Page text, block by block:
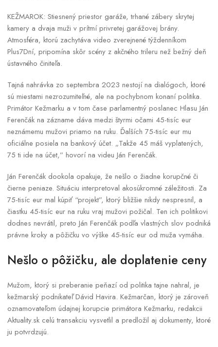
KEŽMAROK: Stiesnený priestor garáže, trhané zábery skrytej
kamery a dvaja muži v prítmí privretej garážovej brány.
Atmosféra, ktorú zachytáva video zverejnené týždenníkom
Plus7Dní, pripomína skôr scény z akčného trileru než bežný deň
ústavného činiteľa.
Tajná nahrávka zo septembra 2023 nestojí na dialógoch, ktoré
sú miestami nezrozumiteľné, ale na pochybnom konaní politika.
Primátor Kežmarku a v tom čase parlamentný poslanec Hlasu Ján
Ferenčák na zázname dáva medzi štyrmi očami 45-tisíc eur
neznámemu mužovi priamo na ruku. Ďalších 75-tisíc eur mu
oficiálne posiela na bankový účet. „Takže 45 máš vyplatených,
75 ti ide na účet,” hovorí na videu Ján Ferenčák.
Ján Ferenčák dookola opakuje, že nešlo o žiadne korupčné či
čierne peniaze. Situáciu interpretoval akosúkromné záležitosti. Za
75-tisíc eur mal kúpiť “projekt”, ktorý bližšie nikdy nespresnil, a
čiastku 45-tisíc eur na ruku vraj mužovi požičal. Ten ich politikovi
dodnes nevrátil, preto Ján Ferenčák podľa vlastných slov podniká
právne kroky a pôžičku vo výške 45-tisíc eur od muža vymáha.
Nešlo o pôžičku, ale doplatenie ceny
Mužom, ktorý si preberanie peňazí od politika tajne nahral, je
kežmarský podnikateľ Dávid Havira. Kežmarčan, ktorý je zároveň
oznamovateľom údajnej korupcie primátora Kežmarku, redakcii
Aktuality.sk celú transakciu vysvetlil a predložil aj dokumenty, ktoré
ju potvrdzujú.